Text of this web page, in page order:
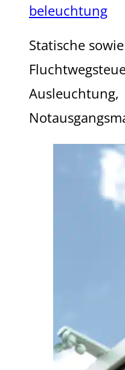
beleuchtung
Statische
Ausleuchtung,